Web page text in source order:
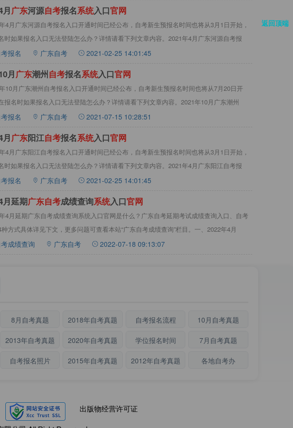
广东河源自考报名系统入口官网
4月广东河源自考报名入口开通时间已经公布，自考新生预报名时间也将从3月1日开始，
时如果报名入口无法登陆怎么办？详情请看下列文章内容。2021年4月广东河源自考报
报名 广东自考 2021-02-25 14:01:45
月广东潮州自考报名系统入口官网
10月广东潮州自考报名入口开通时间已经公布，自考新生预报名时间也将从7月20日开
报名时如果报名入口无法登陆怎么办？详情请看下列文章内容。2021年10月广东潮州
报名 广东自考 2021-07-15 10:28:51
广东阳江自考报名系统入口官网
4月广东阳江自考报名入口开通时间已经公布，自考新生预报名时间也将从3月1日开始，
时如果报名入口无法登陆怎么办？详情请看下列文章内容。2021年4月广东阳江自考报
报名 广东自考 2021-02-25 14:01:45
月延期广东自考成绩查询系统入口官网
4月延期广东自考成绩查询系统入口官网是什么？广东自考延期考试成绩查询入口、自考
方式具体详见下文，更多问题可查看本站“广东自考成绩查询”栏目。一、2022年4月
成绩查询 广东自考 2022-07-18 09:13:07
8月自考真题 2018年自考真题 自考报名流程 10月自考真题
2013年自考真题 2020年自考真题 学位报名时间 7月自考真题
自考报名照片 2015年自考真题 2012年自考真题 各地自考办
返回顶端
出版物经营许可证